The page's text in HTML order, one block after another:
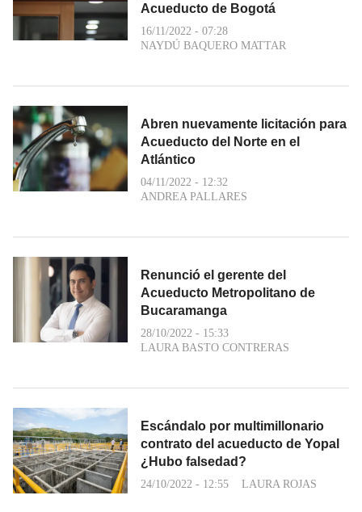
Acueducto de Bogotá
16/11/2022 - 07:28
NAYDÚ BAQUERO MATTAR
Abren nuevamente licitación para
Acueducto del Norte en el
Atlántico
04/11/2022 - 12:32
ANDREA PALLARES
Renunció el gerente del
Acueducto Metropolitano de
Bucaramanga
28/10/2022 - 15:33
LAURA BASTO CONTRERAS
Escándalo por multimillonario
contrato del acueducto de Yopal
¿Hubo falsedad?
24/10/2022 - 12:55 LAURA ROJAS